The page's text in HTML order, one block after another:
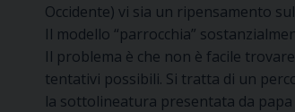
Occidente) vi sia un ripensamento
Il modello “parrocchia”
Il problema è che non è facile
tentativi possibili. Si tratta di un
la sottolineatura presentata da